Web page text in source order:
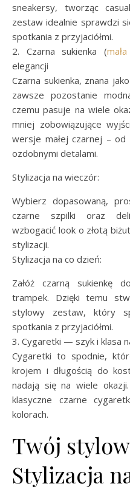
sneakersy, tworząc
zestaw idealnie sprawdzi
spotkania z przyjaciółmi.
2. Czarna sukienka (
elegancji
Czarna sukienka, znana
zawsze pozostanie
czemu pasuje na wiele
mniej zobowiązujące
wersje małej czarnej –
ozdobnymi detalami.
Stylizacja na wieczór:
Wybierz dopasowaną,
czarne szpilki oraz
wzbogacić look o złotą
stylizacji.
Stylizacja na co dzień:
Załóż czarną sukienkę
trampek. Dzięki temu
stylowy zestaw, który
spotkania z przyjaciółmi.
3. Cygaretki — szyk i klasa
Cygaretki to spodnie,
krojem i długością do
nadają się na wiele
klasyczne czarne
kolorach.
Twój
Stylizacja